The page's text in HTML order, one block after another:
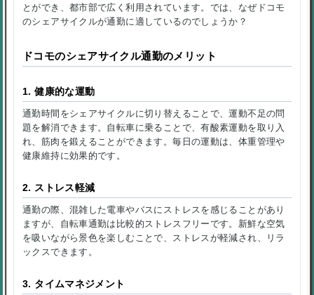
とができ、都市部で広く利用されています。では、なぜドコモ
のシェアサイクルが通勤に適しているのでしょうか？
ドコモのシェアサイクル通勤のメリット
1. 健康的な運動
通勤時間をシェアサイクルに切り替えることで、運動不足の問
題を解消できます。自転車に乗ることで、有酸素運動を取り入
れ、筋肉を鍛えることができます。毎日の運動は、体重管理や
健康維持に効果的です。
2. ストレス軽減
通勤の際、混雑した電車やバスにストレスを感じることがあり
ますが、自転車通勤は比較的ストレスフリーです。新鮮な空気
を吸いながら景色を楽しむことで、ストレスが軽減され、リラ
ックスできます。
3. タイムマネジメント